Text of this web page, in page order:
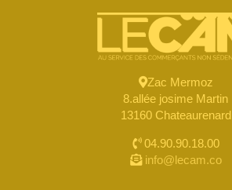
Zac Mermoz
8.allée josime Martin
13160 Chateaurenard
04.90.90.18.00
info@lecam.co